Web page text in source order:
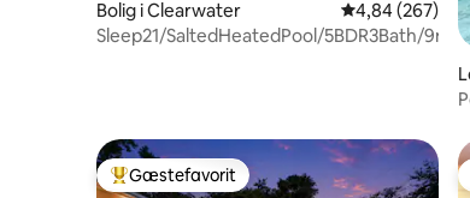
Bolig i Clearwater 4,84 ud af 5 i
4,84 (267)
Sleep21/SaltedHeatedPool/5BDR3Bath/
Bedste gæstefavorit
Gæstefavorit